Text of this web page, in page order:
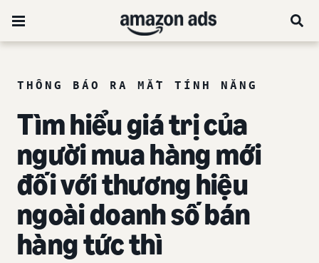
THÔNG BÁO RA MẮT TÍNH NĂNG
Tìm hiểu giá trị của
người mua hàng mới
đối với thương hiệu
ngoài doanh số bán
hàng tức thì